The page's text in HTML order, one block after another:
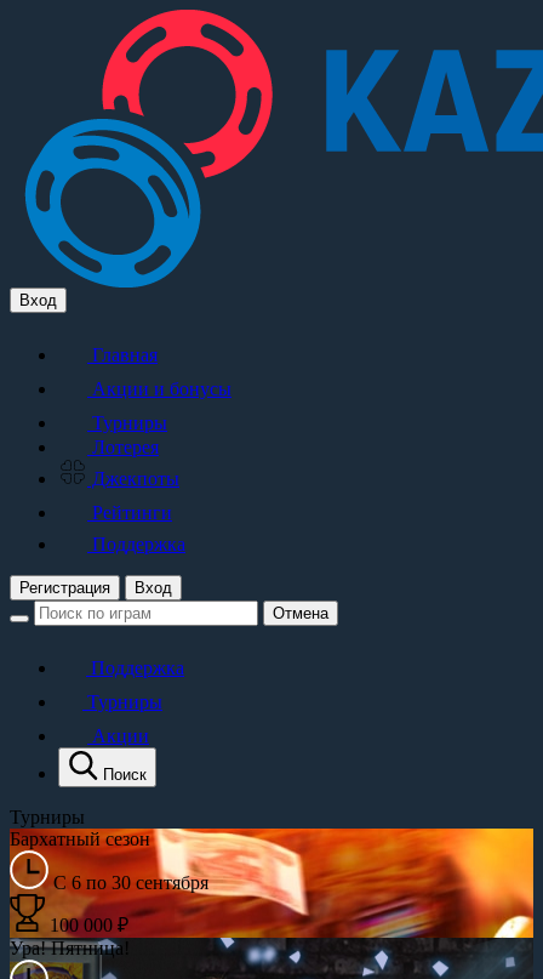
Вход
Главная
Акции и бонусы
Турниры
Лотерея
Джекпоты
Рейтинги
Поддержка
Регистрация
Вход
Отмена
Поддержка
Турниры
Акции
Поиск
Турниры
Бархатный сезон
С 6 по 30 сентября
100 000 ₽
Ура! Пятница!